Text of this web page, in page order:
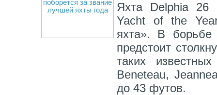
Яхта Delphia 26
Yacht of the
яхта». В борьбе
предстоит
таких
Beneteau,
до 43 футов.